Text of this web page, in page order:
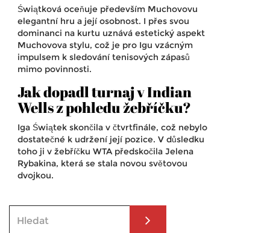
Świątková oceňuje především Muchovovu
elegantní hru a její osobnost. I přes svou
dominanci na kurtu uznává estetický aspekt
Muchovova stylu, což je pro Igu vzácným
impulsem k sledování tenisových zápasů
mimo povinnosti.
Jak dopadl turnaj v Indian
Wells z pohledu žebříčku?
Iga Świątek skončila v čtvrtfinále, což nebylo
dostatečné k udržení její pozice. V důsledku
toho ji v žebříčku WTA předskočila Jelena
Rybakina, která se stala novou světovou
dvojkou.